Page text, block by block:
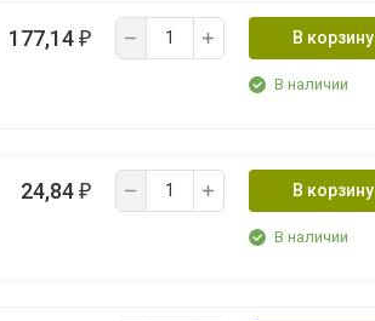
177,14 ₽ В корзину
В наличии
24,84 ₽ В корзину
В наличии